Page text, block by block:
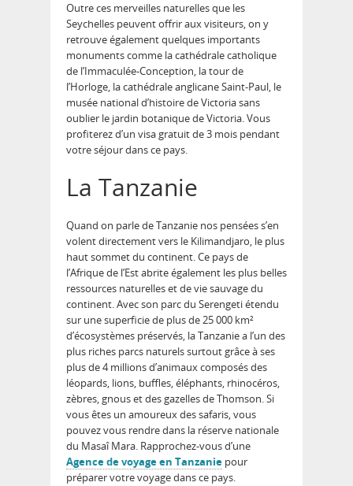
Outre ces merveilles naturelles que les
Seychelles peuvent offrir aux visiteurs, on y
retrouve également quelques importants
monuments comme la cathédrale catholique
de l’Immaculée-Conception, la tour de
l’Horloge, la cathédrale anglicane Saint-Paul, le
musée national d’histoire de Victoria sans
oublier le jardin botanique de Victoria. Vous
profiterez d’un visa gratuit de 3 mois pendant
votre séjour dans ce pays.
La Tanzanie
Quand on parle de Tanzanie nos pensées s’en
volent directement vers le Kilimandjaro, le plus
haut sommet du continent. Ce pays de
l’Afrique de l’Est abrite également les plus belles
ressources naturelles et de vie sauvage du
continent. Avec son parc du Serengeti étendu
sur une superficie de plus de 25 000 km²
d’écosystèmes préservés, la Tanzanie a l’un des
plus riches parcs naturels surtout grâce à ses
plus de 4 millions d’animaux composés des
léopards, lions, buffles, éléphants, rhinocéros,
zèbres, gnous et des gazelles de Thomson. Si
vous êtes un amoureux des safaris, vous
pouvez vous rendre dans la réserve nationale
du Masaî Mara. Rapprochez-vous d’une
Agence de voyage en Tanzanie pour
préparer votre voyage dans ce pays.